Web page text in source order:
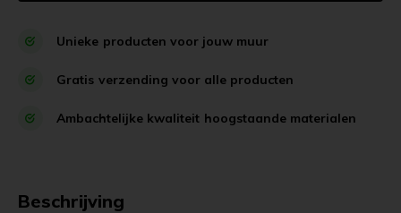
Unieke producten voor jouw muur
Gratis verzending voor alle producten
Ambachtelijke kwaliteit hoogstaande materialen
Beschrijving